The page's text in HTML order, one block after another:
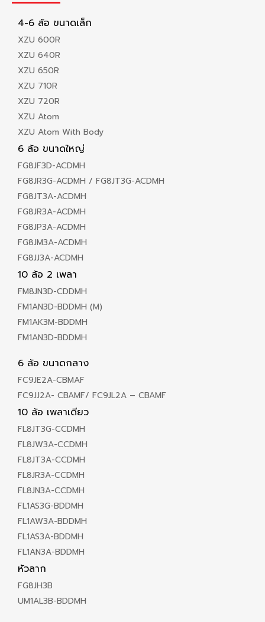
4-6 ล้อ ขนาดเล็ก
XZU 600R
XZU 640R
XZU 650R
XZU 710R
XZU 720R
XZU Atom
XZU Atom With Body
6 ล้อ ขนาดใหญ่
FG8JF3D-ACDMH
FG8JR3G-ACDMH / FG8JT3G-ACDMH
FG8JT3A-ACDMH
FG8JR3A-ACDMH
FG8JP3A-ACDMH
FG8JM3A-ACDMH
FG8JJ3A-ACDMH
10 ล้อ 2 เพลา
FM8JN3D-CDDMH
FM1AN3D-BDDMH (M)
FM1AK3M-BDDMH
FM1AN3D-BDDMH
6 ล้อ ขนาดกลาง
FC9JE2A-CBMAF
FC9JJ2A- CBAMF/ FC9JL2A – CBAMF
10 ล้อ เพลาเดียว
FL8JT3G-CCDMH
FL8JW3A-CCDMH
FL8JT3A-CCDMH
FL8JR3A-CCDMH
FL8JN3A-CCDMH
FL1AS3G-BDDMH
FL1AW3A-BDDMH
FL1AS3A-BDDMH
FL1AN3A-BDDMH
หัวลาก
FG8JH3B
UM1AL3B-BDDMH